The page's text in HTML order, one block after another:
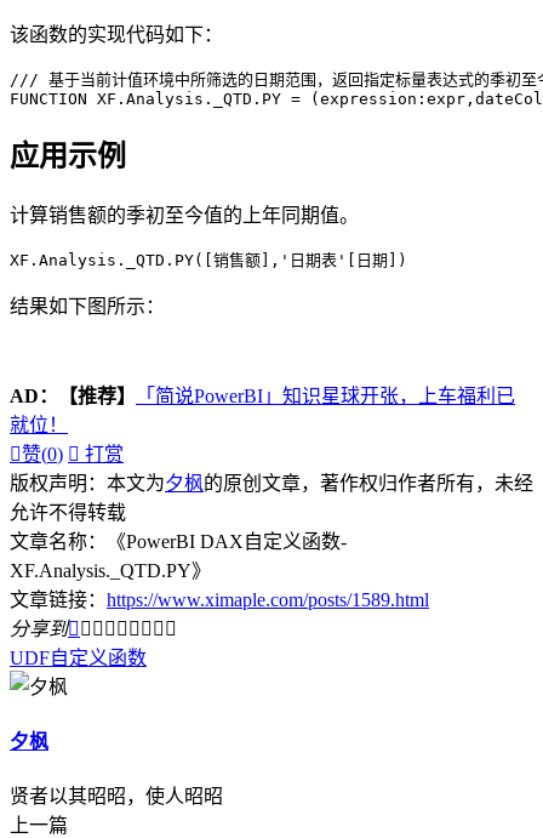
该函数的实现代码如下：
/// 基于当前计值环境中所筛选的日期范围，返回指定标量表达式的季初至
FUNCTION XF.Analysis._QTD.PY =
应用示例
计算销售额的季初至今值的上年同期值。
XF.Analysis._QTD.PY([销售额],'日期表'[日期])
结果如下图所示：
AD： 【推荐】
「简说PowerBI」知识星球开张，上车福利已
就位！
赞(0)  打赏
版权声明：本文为夕枫的原创文章，著作权归作者所有，未经
允许不得转载
文章名称：《PowerBI DAX自定义函数-
XF.Analysis._QTD.PY》
文章链接： https://www.ximaple.com/posts/1589.html
分享到        
UDF自定义函数
夕枫
贤者以其昭昭，使人昭昭
上一篇